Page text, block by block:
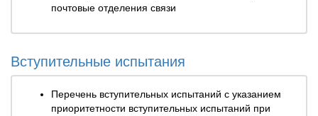
почтовые отделения связи
Вступительные испытания
Перечень вступительных испытаний с указанием
приоритетности вступительных испытаний при